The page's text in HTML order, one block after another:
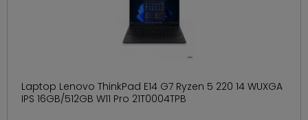
Laptop Lenovo ThinkPad E14 G7 Ryzen 5 220 14 WUXGA
IPS 16GB/512GB W11 Pro 21T0004TPB